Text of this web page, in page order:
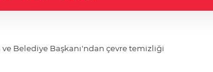
Belediye Başkanı'ndan çevre temizliği